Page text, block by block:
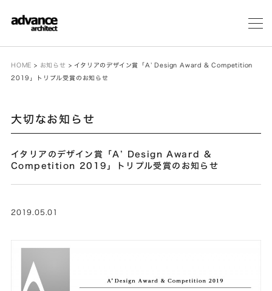
メ
HOME > お知らせ > イタリアのデザイン賞「A’ Design Award & Competition
2019」トリプル受賞のお知らせ
大切なお知らせ
イタリアのデザイン賞「A’ Design Award &
Competition 2019」トリプル受賞のお知らせ
2019.05.01